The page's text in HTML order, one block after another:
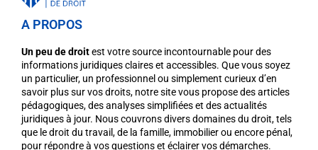
A PROPOS
Un peu de droitest votre source incontournable pour des
informations juridiques claires et accessibles. Que vous soyez
un particulier, un professionnel ou simplement curieux d’en
savoir plus sur vos droits, notre site vous propose des articles
pédagogiques, des analyses simplifiées et des actualités
juridiques à jour. Nous couvrons divers domaines du droit, tels
que le droit du travail, de la famille, immobilier ou encore pénal,
pour répondre à vos questions et éclairer vos démarches.